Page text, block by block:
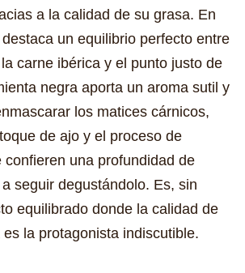
a la calidad de su grasa. En
un equilibrio perfecto entre
carne ibérica y el punto justo de
negra aporta un aroma sutil y
los matices cárnicos,
de ajo y el proceso de
confieren una profundidad de
seguir degustándolo. Es, sin
equilibrado donde la calidad de
la protagonista indiscutible.